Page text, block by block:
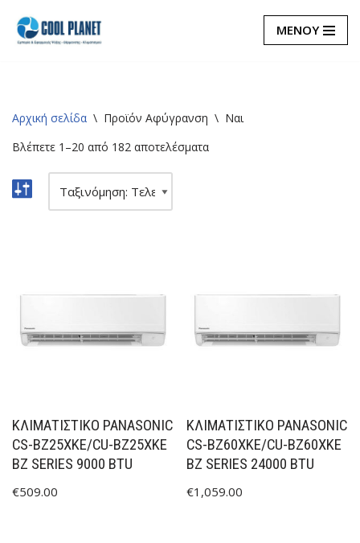
Μεταπηδήστε
ΜΕΝΟΥ
Αρχική σελίδα \ Προϊόν Αφύγρανση \ Ναι
Βλέπετε 1–20 από 182 αποτελέσματα
ΚΛΙΜΑΤΙΣΤΙΚΟ PANASONIC
CS-BZ25XKE/CU-BZ25XKE
BZ SERIES 9000 BTU
€509.00
ΚΛΙΜΑΤΙΣΤΙΚΟ PANASONIC
CS-BZ60XKE/CU-BZ60XKE
BZ SERIES 24000 BTU
€1,059.00